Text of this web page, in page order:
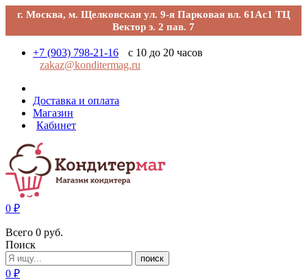
г. Москва, м. Щелковская ул. 9-я Парковая вл. 61Ас1 ТЦ
Вектор э. 2 пав. 7
+7 (903) 798-21-16
с 10 до 20 часов
zakaz@konditermag.ru
Доставка и оплата
Магазин
Кабинет
0 ₽
Всего 0 руб.
Поиск
поиск
0 ₽